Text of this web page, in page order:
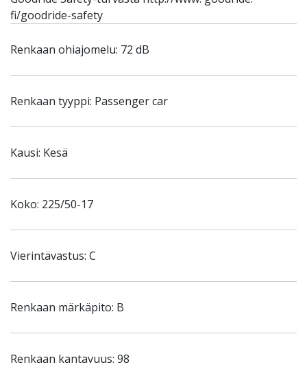
fi/goodride-safety
Renkaan ohiajomelu: 72 dB
Renkaan tyyppi: Passenger car
Kausi: Kesä
Koko: 225/50-17
Vierintävastus: C
Renkaan märkäpito: B
Renkaan kantavuus: 98